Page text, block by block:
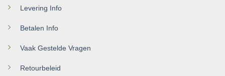
Levering Info
Betalen Info
Vaak Gestelde Vragen
Retourbeleid